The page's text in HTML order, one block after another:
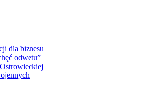
dla biznesu
odwetu”